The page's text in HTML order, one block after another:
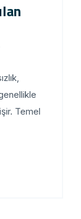
Temel